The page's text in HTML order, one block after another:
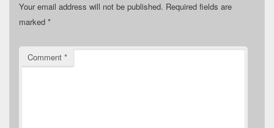
Your email address will not be published. Required fields are
marked *
Comment *